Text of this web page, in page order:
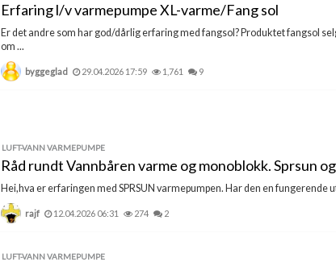
Erfaring l/v varmepumpe XL-varme/Fang sol
Er det andre som har god/dårlig erfaring med fangsol? Produktet fangsol
om ...
byggeglad 29.04.2026 17:59 1,761 9
LUFT-VANN VARMEPUMPE
Råd rundt Vannbåren varme og monoblokk. Sprsun
Hei,hva er erfaringen med SPRSUN varmepumpen. Har den en
rajf 12.04.2026 06:31 274 2
LUFT-VANN VARMEPUMPE